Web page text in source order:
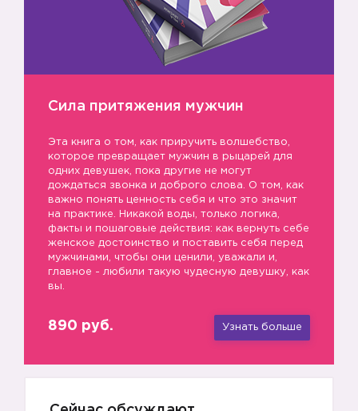
Сила притяжения мужчин
Эта книга о том, как приручить волшебство,
которое превращает мужчин в рыцарей для
одних девушек, пока другие не могут
дождаться звонка и доброго слова. О том, как
важно понять ценность себя и что это значит
на практике. Никакой воды, только логика,
факты и пошаговые действия: как вернуть себе
женское достоинство и поставить себя перед
мужчинами, чтобы они ценили, уважали и,
главное - любили такую чудесную девушку, как
вы.
890 руб. Узнать больше